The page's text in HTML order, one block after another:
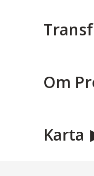
Om
Karta